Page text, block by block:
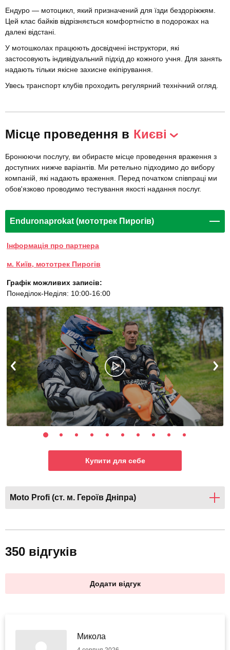
Ендуро — мотоцикл, який призначений для їзди бездоріжжям.
Цей клас байків відрізняється комфортністю в подорожах на
далекі відстані.
У мотошколах працюють досвідчені інструктори, які
застосовують індивідуальний підхід до кожного учня. Для занять
надають тільки якісне захисне екіпірування.
Увесь транспорт клубів проходить регулярний технічний огляд.
Місце проведення в Києві
Бронюючи послугу, ви обираєте місце проведення враження з
доступних нижче варіантів. Ми ретельно підходимо до вибору
компаній, які надають враження. Перед початком співпраці ми
обов'язково проводимо тестування якості надання послуг.
Enduronaprokat (мототрек Пирогів)
Інформація про партнера
м. Київ, мототрек Пирогів
Графік можливих записів:
Понеділок-Неділя: 10:00-16:00
Купити для себе
Moto Profi (ст. м. Героїв Дніпра)
350 відгуків
Додати відгук
Микола